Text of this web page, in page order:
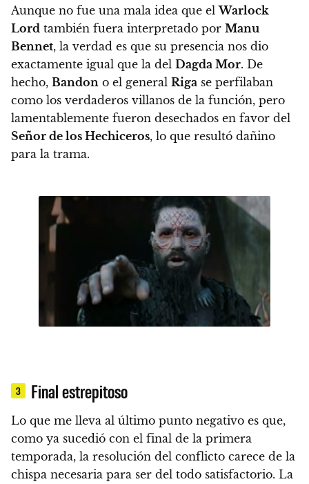
Aunque no fue una mala idea que elWarlock
Lord también fuera interpretado por Manu
Bennet, la verdad es que su presencia nos dio
exactamente igual que la del Dagda Mor. De
hecho, Bandon o el general Riga se perfilaban
como los verdaderos villanos de la función, pero
lamentablemente fueron desechados en favor del
Señor de los Hechiceros, lo que resultó dañino
para la trama.
3 Final estrepitoso
Lo que me lleva al último punto negativo es que,
como ya sucedió con el final de la primera
temporada, la resolución del conflicto carece de la
chispa necesaria para ser del todo satisfactorio. La